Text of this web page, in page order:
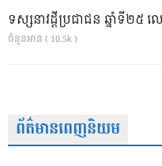
ទស្សនាវដ្ដីប្រជាជន ឆ្នាំទី២៥
ចំនួនអាន ( 10.5k )
ព័ត៌មានពេញនិយម